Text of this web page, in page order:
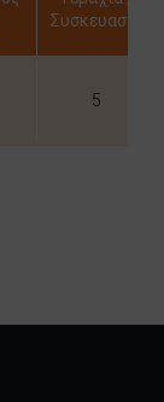
Συσκευασία
5